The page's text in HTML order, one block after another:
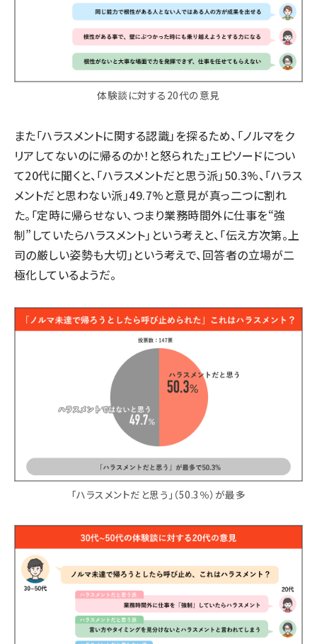
体験談に対する20代の意見
また「ハラスメントに関する認識」を探るため、「ノルマをク
リアしてないのに帰るのか！と怒られた」エピソードについ
て20代に聞くと、「ハラスメントだと思う派」50.3%、「ハラス
メントだと思わない派」49.7%と意見が真っ二つに割れ
た。「定時に帰らせない、つまり業務時間外に仕事を“強
制”していたらハラスメント」という考えと、「伝え方次第。上
司の厳しい姿勢も大切」という考えで、回答者の立場が二
極化しているようだ。
「ハラスメントだと思う」（50.3％）が最多